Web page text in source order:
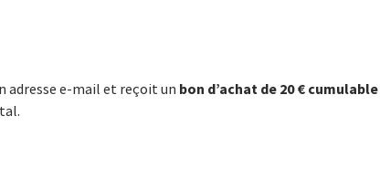
adresse e-mail et reçoit un bon d’achat de 20 € cumulable